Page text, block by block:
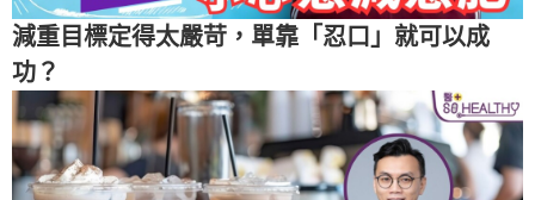
減重目標定得太嚴苛，單靠「忍口」就可以成
功？